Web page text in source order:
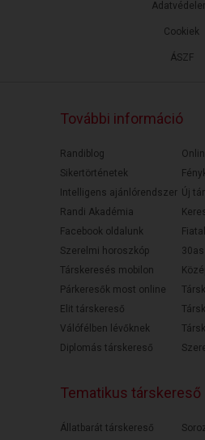
ÁSZF
Cookiek
További információ
Randiblog
Sikertörténetek
Intelligens ajánlórendszer
Randi Akadémia
Facebook oldalunk
Szerelmi horoszkóp
Társkeresés mobilon
Párkeresők most online
Elit társkereső
Válófélben lévőknek
Diplomás társkereső
Új
Tematikus társkereső
Állatbarát társkereső